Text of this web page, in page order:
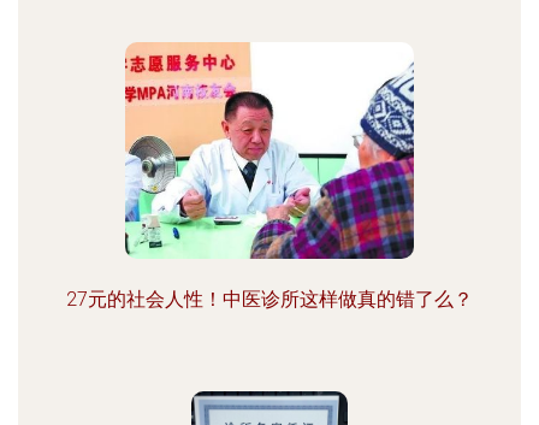
27元的社会人性！中医诊所这样做真的错了么？